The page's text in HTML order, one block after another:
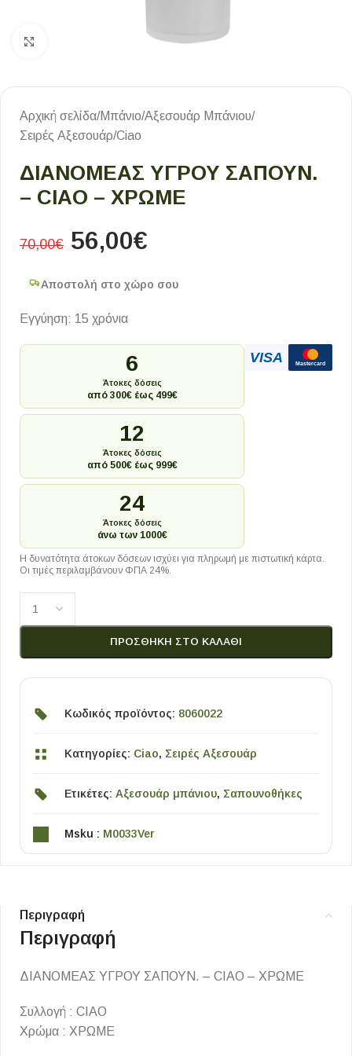
Αρχική σελίδα/Μπάνιο/Αξεσουάρ Μπάνιου/
Σειρές Αξεσουάρ/Ciao
ΔΙΑΝΟΜΕΑΣ ΥΓΡΟΥ ΣΑΠΟΥΝ.
– CIAO – ΧΡΩΜΕ
70,00€ 56,00€
Αποστολή στο χώρο σου
Εγγύηση: 15 χρόνια
6
Άτοκες δόσεις
από 300€ έως 499€
12
Άτοκες δόσεις
από 500€ έως 999€
24
Άτοκες δόσεις
άνω των 1000€
VISA Mastercard
Η δυνατότητα άτοκων δόσεων ισχύει για πληρωμή με πιστωτική κάρτα.
Οι τιμές περιλαμβάνουν ΦΠΑ 24%.
ΠΡΟΣΘΉΚΗ ΣΤΟ ΚΑΛΆΘΙ
Κωδικός προϊόντος: 8060022
Κατηγορίες: Ciao, Σειρές Αξεσουάρ
Ετικέτες: Αξεσουάρ μπάνιου, Σαπουνοθήκες
Msku : M0033Ver
Περιγραφή
Περιγραφή
ΔΙΑΝΟΜΕΑΣ ΥΓΡΟΥ ΣΑΠΟΥΝ. – CIAO – ΧΡΩΜΕ
Συλλογή : CIAO
Χρώμα : ΧΡΩΜΕ